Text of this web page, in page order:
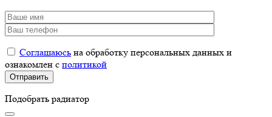
Соглашаюсь на обработку персональных данных и
ознакомлен с политикой
Подобрать радиатор